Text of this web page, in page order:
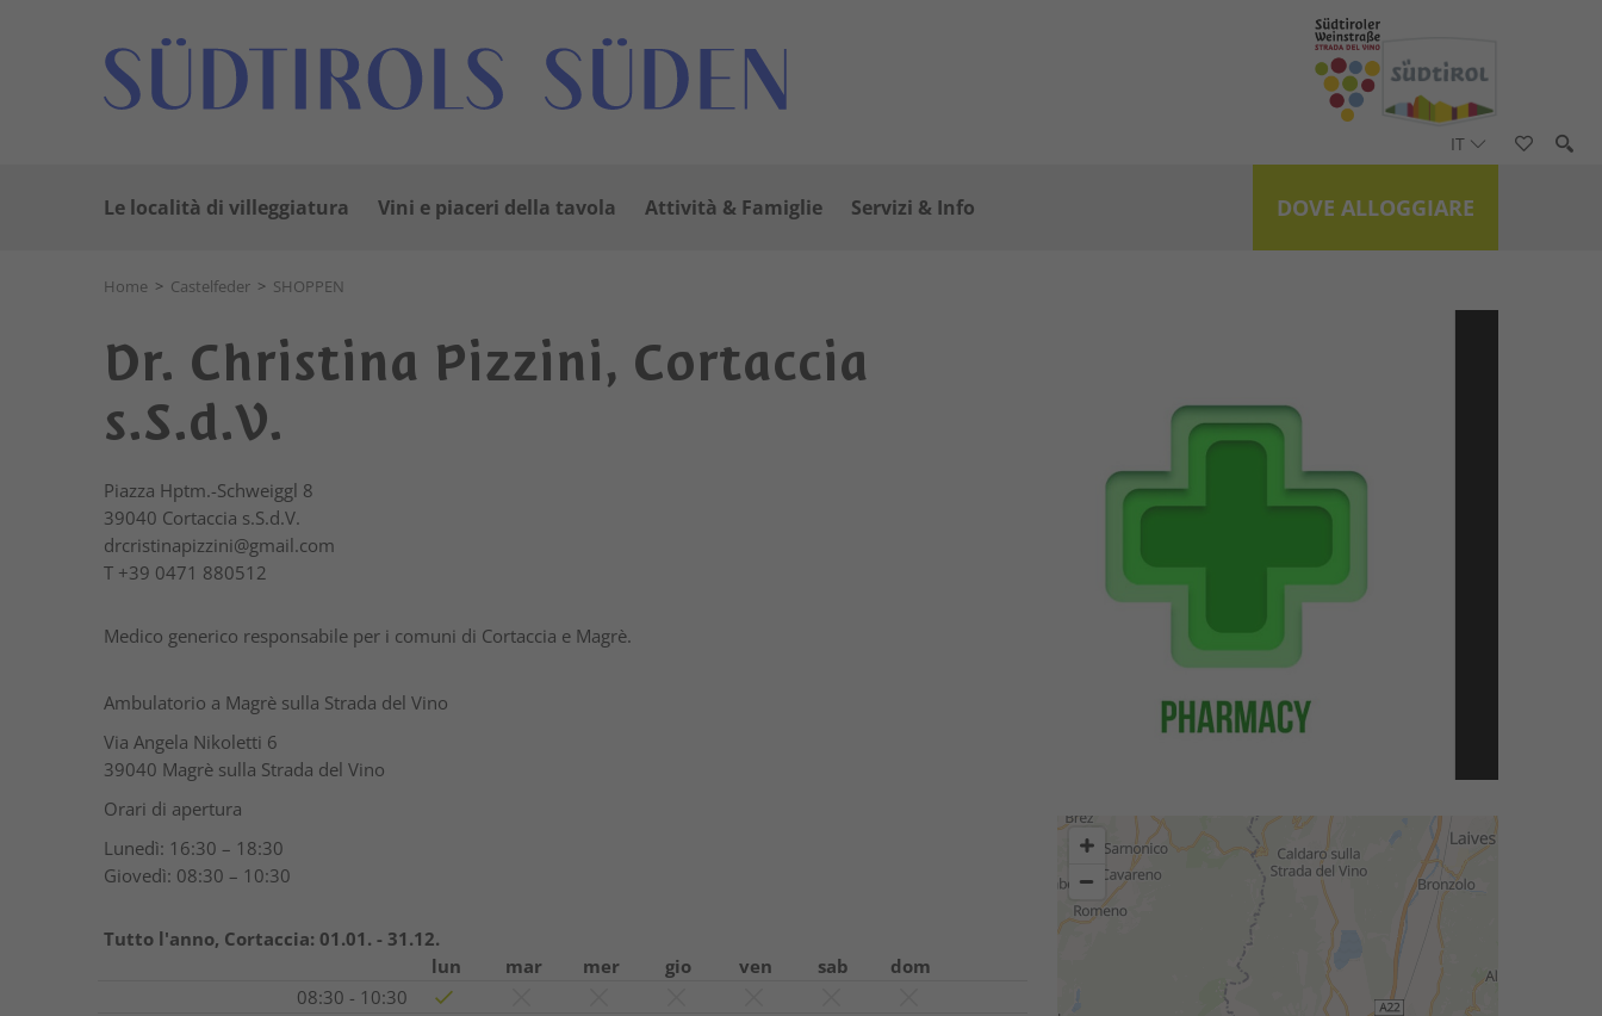
IT
DOVE ALLOGGIARE
Le località di villeggiatura Vini e piaceri della tavola Attività & Famiglie Servizi & Info
Home > Castelfeder > SHOPPEN
Dr. Christina Pizzini, Cortaccia
s.S.d.V.
Piazza Hptm.-Schweiggl 8
39040 Cortaccia s.S.d.V.
drcristinapizzini@gmail.com
T +39 0471 880512
Medico generico responsabile per i comuni di Cortaccia e Magrè.
Ambulatorio a Magrè sulla Strada del Vino
Via Angela Nikoletti 6
39040 Magrè sulla Strada del Vino
Orari di apertura
Lunedì: 16:30 – 18:30
Giovedì: 08:30 – 10:30
Tutto l'anno, Cortaccia: 01.01. - 31.12.
lun
mar mer gio ven sab
dom
08:30 - 10:30